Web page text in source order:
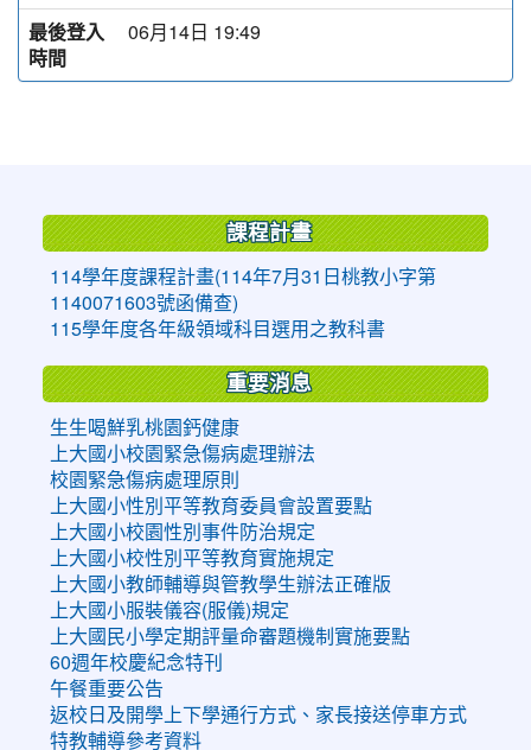
最後登入
時間
06月14日 19:49
課程計畫
114學年度課程計畫(114年7月31日桃教小字第
1140071603號函備查)
115學年度各年級領域科目選用之教科書
重要消息
生生喝鮮乳桃園鈣健康
上大國小校園緊急傷病處理辦法
校園緊急傷病處理原則
上大國小性別平等教育委員會設置要點
上大國小校園性別事件防治規定
上大國小校性別平等教育實施規定
上大國小教師輔導與管教學生辦法正確版
上大國小服裝儀容(服儀)規定
上大國民小學定期評量命審題機制實施要點
60週年校慶紀念特刊
午餐重要公告
返校日及開學上下學通行方式、家長接送停車方式
特教輔導參考資料